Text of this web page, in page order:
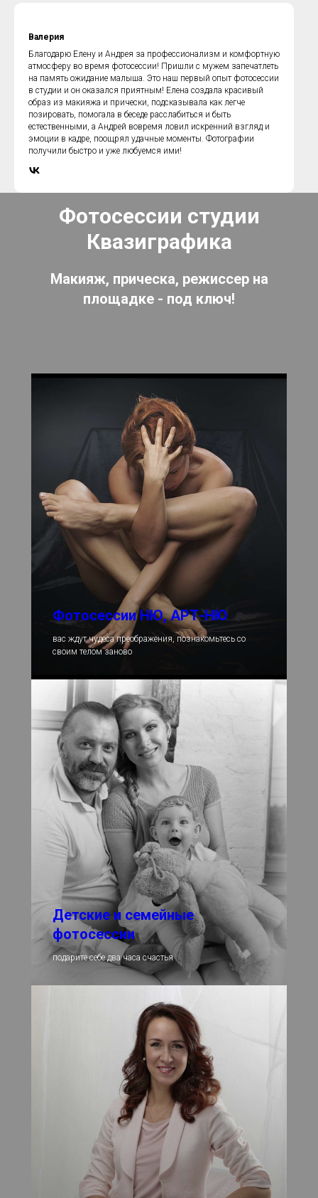
Валерия
Благодарю Елену и Андрея за профессионализм и комфортную
атмосферу во время фотосессии! Пришли с мужем запечатлеть
на память ожидание малыша. Это наш первый опыт фотосессии
в студии и он оказался приятным! Елена создала красивый
образ из макияжа и прически, подсказывала как легче
позировать, помогала в беседе расслабиться и быть
естественными, а Андрей вовремя ловил искренний взгляд и
эмоции в кадре, поощрял удачные моменты. Фотографии
получили быстро и уже любуемся ими!
Фотосессии студии
Квазиграфика
Макияж, прическа, режиссер на
площадке - под ключ!
Фотосессии НЮ, АРТ-НЮ
вас ждут чудеса преображения, познакомьтесь со
своим телом заново
Детские и семейные
фотосессии
подарите себе два часа счастья